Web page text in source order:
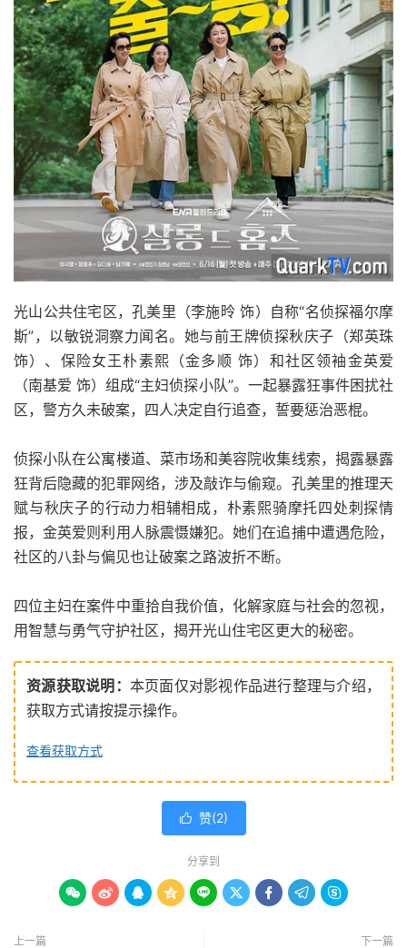
光山公共住宅区，孔美里（李施昤 饰）自称“名侦探福尔摩
斯”，以敏锐洞察力闻名。她与前王牌侦探秋庆子（郑英珠
饰）、保险女王朴素熙（金多顺 饰）和社区领袖金英爱
（南基爱 饰）组成“主妇侦探小队”。一起暴露狂事件困扰社
区，警方久未破案，四人决定自行追查，誓要惩治恶棍。
侦探小队在公寓楼道、菜市场和美容院收集线索，揭露暴露
狂背后隐藏的犯罪网络，涉及敲诈与偷窥。孔美里的推理天
赋与秋庆子的行动力相辅相成，朴素熙骑摩托四处刺探情
报，金英爱则利用人脉震慑嫌犯。她们在追捕中遭遇危险，
社区的八卦与偏见也让破案之路波折不断。
四位主妇在案件中重拾自我价值，化解家庭与社会的忽视，
用智慧与勇气守护社区，揭开光山住宅区更大的秘密。
资源获取说明： 本页面仅对影视作品进行整理与介绍，
获取方式请按提示操作。
查看获取方式
 赞(2)
分享到
        
上一篇 下一篇